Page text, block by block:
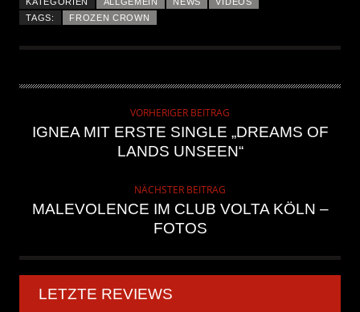
TAGS:
FROZEN CROWN
VORHERIGER BEITRAG
IGNEA MIT ERSTE SINGLE „DREAMS OF
LANDS UNSEEN“
NÄCHSTER BEITRAG
MALEVOLENCE IM CLUB VOLTA KÖLN –
FOTOS
LETZTE REVIEWS